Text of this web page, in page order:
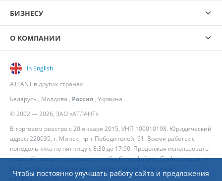
Чтобы постоянно улучшать работу сайта и предложения
БИЗНЕСУ
О КОМПАНИИ
© 2002 — 2026, ЗАО «АТЛАНТ»
В торговом реестре с 20 января 2015, УНП 100010198. Юридический
адрес: 220035, г. Минск, пр-т Победителей, 61. Время работы: с
понедельника по пятницу с 8:30 до 17:00. Продолжая использовать
наш сайт, вы даёте согласие на обработку файлов Cookies и других
конфиденциальности.
In English
ATLANT в других странах
Беларусь , Молдова , Россия , Украина